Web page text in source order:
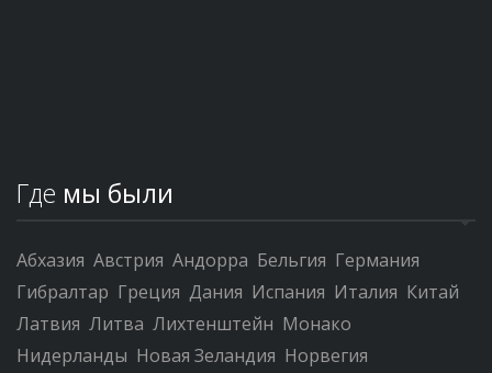
Где мы были
Абхазия Австрия Андорра Бельгия Германия
Гибралтар Греция Дания Испания Италия Китай
Латвия Литва Лихтенштейн Монако
Нидерланды Новая Зеландия Норвегия